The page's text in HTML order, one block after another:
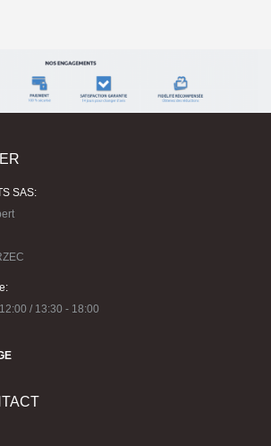
SAS:
/ 13:30 - 18:00